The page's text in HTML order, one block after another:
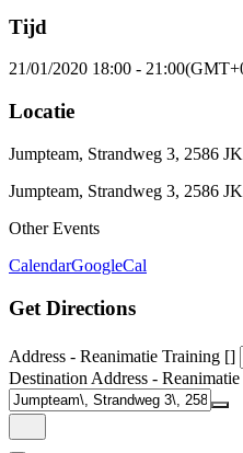
Tijd
21/01/2020 18:00 - 21:00
Locatie
Jumpteam, Strandweg 3, 2586
Jumpteam, Strandweg 3, 2586
Other Events
CalendarGoogleCal
Get Directions
Address - Reanimatie Training []
Destination Address -